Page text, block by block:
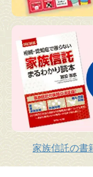
家族信託の書